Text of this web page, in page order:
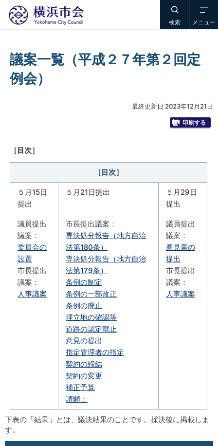
検索 メニュー
議案一覧（平成２７年第２回定
例会）
最終更新日 2023年12月21日
印刷する
［目次］
［目次］
５月15日
提出
５月21日提出
５月29日
提出
議員提出
議案：
委員会の
設置
市長提出
議案：
人事議案
市長提出議案：
専決処分報告（地方自治
法第180条）
専決処分報告（地方自治
法第179条）
条例の制定
条例の一部改正
条例の廃止
埋立地の確認等
道路の認定廃止
意見の提出
指定管理者の指定
契約の締結
契約の変更
補正予算
請願：
議員提出
議案：
意見書の
提出
市長提出
議案：
人事議案
下表の「結果」とは、議決結果のことです。採決後に掲載しま
す。